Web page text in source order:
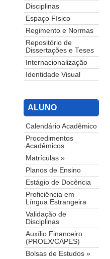
Disciplinas
Espaço Físico
Regimento e Normas
Repositório de
Dissertações e Teses
Internacionalização
Identidade Visual
ALUNO
Calendário Acadêmico
Procedimentos
Acadêmicos
Matrículas »
Planos de Ensino
Estágio de Docência
Proficiência em
Língua Estrangeira
Validação de
Disciplinas
Auxílio Financeiro
(PROEX/CAPES)
Bolsas de Estudos »